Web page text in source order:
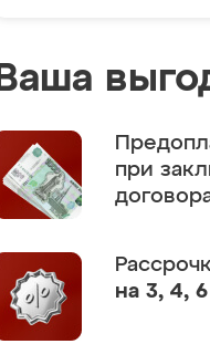
Ваша
при
на 3, 4,